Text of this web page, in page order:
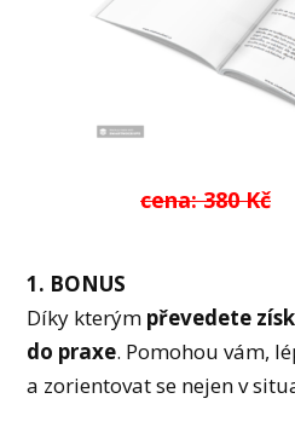
cena: 380 Kč
1. BONUS
Díky kterým převedete
do praxe. Pomohou vám,
a zorientovat se nejen v